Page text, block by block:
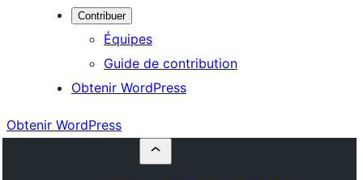
Contribuer
Équipes
Guide de contribution
Obtenir WordPress
Obtenir WordPress